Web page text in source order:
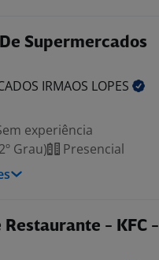
Supermercados
IRMAOS LOPES
experiência
Grau)
Presencial
- KFC -